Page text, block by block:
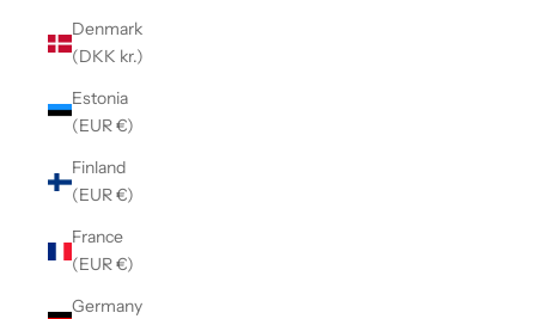
Denmark
(DKK kr.)
Estonia
(EUR €)
Finland
(EUR €)
France
(EUR €)
Germany